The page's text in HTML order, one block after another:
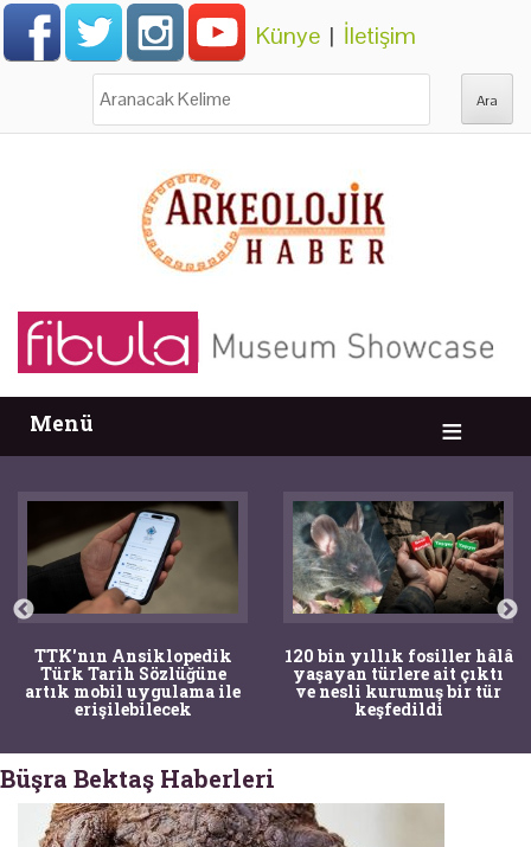
Künye | İletişim
Menü
120 bin yıllık fosiller hâlâ
yaşayan türlere ait çıktı
ve nesli kurumuş bir tür
keşfedildi
Bir torba kemik adli
tıpçıları şaşkına
kemiklerin sırrını
arkeologlar çözdü
Büşra Bektaş Haberleri